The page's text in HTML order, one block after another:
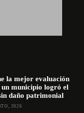
la mejor evaluación
un municipio logró el
daño patrimonial
2026